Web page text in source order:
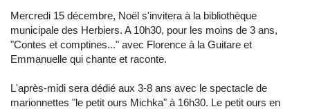
Mercredi 15 décembre, Noël s'invitera à la bibliothèque
municipale des Herbiers. A 10h30, pour les moins de 3 ans,
"Contes et comptines..." avec Florence à la Guitare et
Emmanuelle qui chante et raconte.
L'après-midi sera dédié aux 3-8 ans avec le spectacle de
marionnettes "le petit ours Michka" à 16h30. Le petit ours en